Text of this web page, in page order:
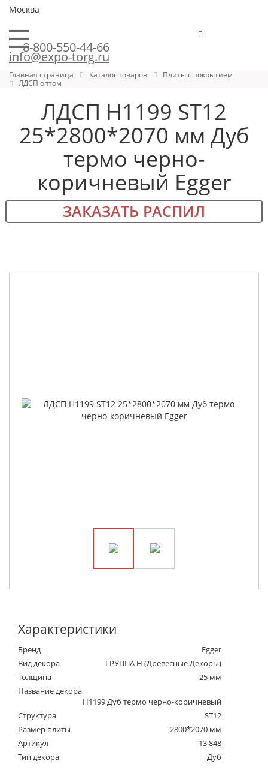
Москва
8-800-550-44-66
info@expo-torg.ru
Главная страница Каталог товаров
Плиты с покрытием
ЛДСП оптом
ЛДСП H1199 ST12
25*2800*2070 мм Дуб
термо черно-
коричневый Egger
ЗАКАЗАТЬ РАСПИЛ
Характеристики
Бренд
Egger
Вид декора
ГРУППА Н (Древесные Декоры)
Толщина
25 мм
Название декора
H1199 Дуб термо черно-коричневый
Структура
ST12
Размер плиты
2800*2070 мм
Артикул
13 848
Тип декора
Дуб